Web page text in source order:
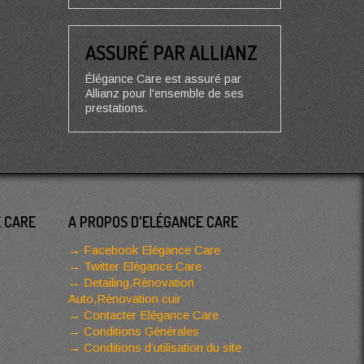
ASSURÉ PAR ALLIANZ
Élégance Care est assuré par
Allianz pour l'ensemble de ses
prestations.
CARE A PROPOS D'ELÉGANCE CARE
Facebook Elégance Care
Twitter Elégance Care
Detailing,Rénovation
Auto,Rénovation cuir
Contacter Elégance Care
Conditions Générales
Conditions d’utilisation du site